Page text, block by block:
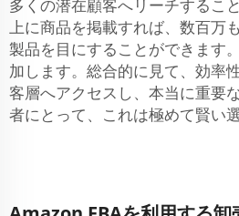
多くの潜在顧客へリーチするこ
上に商品を掲載すれば、数百万
製品を目にすることができます
加します。総合的に見て、効率
客層へアクセスし、本当に重要
者にとって、これは極めて賢い選